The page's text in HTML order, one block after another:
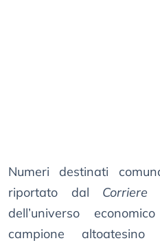
Numeri destinati
riportato dal
dell’universo
campione